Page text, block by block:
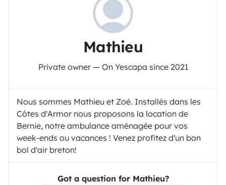
Mathieu
Private owner — On Yescapa since 2021
Nous sommes Mathieu et Zoé. Installés dans les
Côtes d'Armor nous proposons la location de
Bernie, notre ambulance aménagée pour vos
week-ends ou vacances ! Venez profitez d'un bon
bol d'air breton!
Got a question for Mathieu?